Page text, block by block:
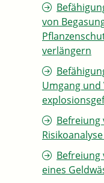
von
verlängern
Umgang
Befreiung
eines